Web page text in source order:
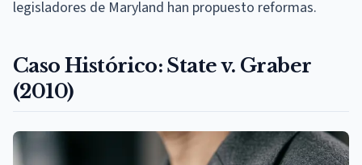
legisladores de Maryland han propuesto reformas.
Caso Histórico: State v. Graber
(2010)